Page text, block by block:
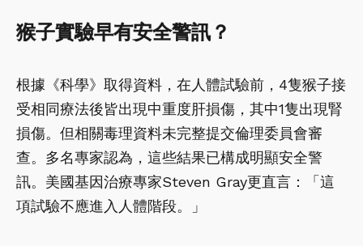
猴子實驗早有安全警訊？
根據《科學》取得資料，在人體試驗前，4隻猴子接
受相同療法後皆出現中重度肝損傷，其中1隻出現腎
損傷。但相關毒理資料未完整提交倫理委員會審
查。多名專家認為，這些結果已構成明顯安全警
訊。美國基因治療專家Steven Gray更直言：「這
項試驗不應進入人體階段。」